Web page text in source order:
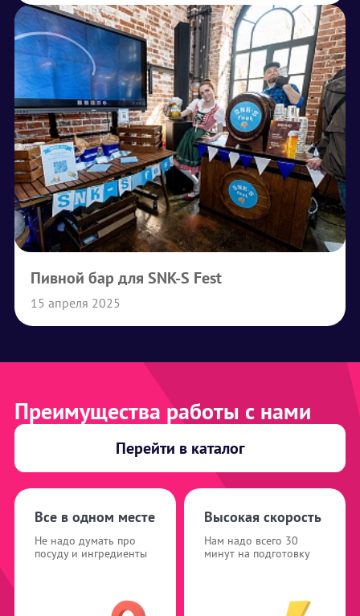
Пивной бар для SNK-S Fest
15 апреля 2025
Преимущества работы с нами
Перейти в каталог
Все в одном месте
Не надо думать про
посуду и ингредиенты
Высокая скорость
Нам надо всего 30
минут на подготовку